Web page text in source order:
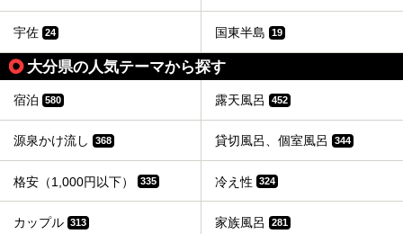
宇佐 24 国東半島 19
大分県の人気テーマから探す
宿泊 580 露天風呂 452
源泉かけ流し 368 貸切風呂、個室風呂 344
格安（1,000円以下） 335 冷え性 324
カップル 313 家族風呂 281